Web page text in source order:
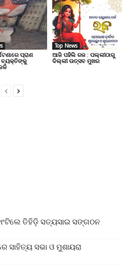
ପ୍ରାଣ
ବ୍ୟକ୍ତିଙ୍କୁ
Top News
ଆଜି ପହିଲି ରଜ : ପଲ୍ଲୀଠାରୁ
ଦିଲ୍ଲୀ ଉତ୍ସବ ମୁଖର
ତିହିଡି଼ ସତ୍ୟସାଇ ସଙ୍ଗଠନ
ସାହିତ୍ୟ ସଭା ଓ ମୁଶାୟରା